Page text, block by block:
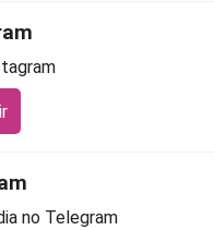
no Telegram